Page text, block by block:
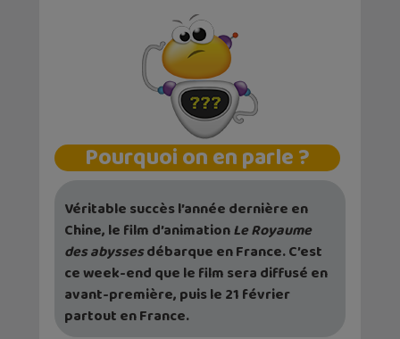
Pourquoi on en parle ?
Véritable succès l’année dernière en
Chine, le film d’animationLe Royaume
des abyssesdébarque en France. C’est
ce week-end que le film sera diffusé en
avant-première, puis le 21 février
partout en France.